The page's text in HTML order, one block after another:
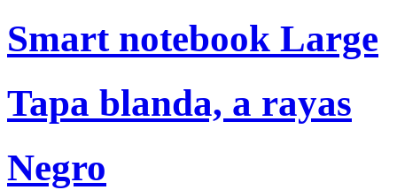
Smart notebook Large
Tapa blanda, a rayas
Negro